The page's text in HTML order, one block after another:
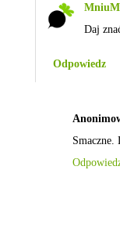
Daj
Odpowiedz
Smaczne.